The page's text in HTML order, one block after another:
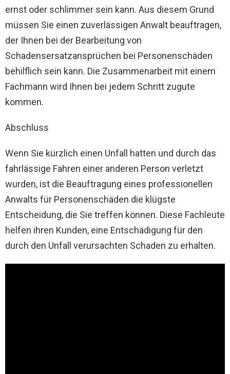
ernst oder schlimmer sein kann. Aus diesem Grund
müssen Sie einen zuverlässigen Anwalt beauftragen,
der Ihnen bei der Bearbeitung von
Schadensersatzansprüchen bei Personenschäden
behilflich sein kann. Die Zusammenarbeit mit einem
Fachmann wird Ihnen bei jedem Schritt zugute
kommen.
Abschluss
Wenn Sie kürzlich einen Unfall hatten und durch das
fahrlässige Fahren einer anderen Person verletzt
wurden, ist die Beauftragung eines professionellen
Anwalts für Personenschäden die klügste
Entscheidung, die Sie treffen können. Diese Fachleute
helfen ihren Kunden, eine Entschädigung für den
durch den Unfall verursachten Schaden zu erhalten.